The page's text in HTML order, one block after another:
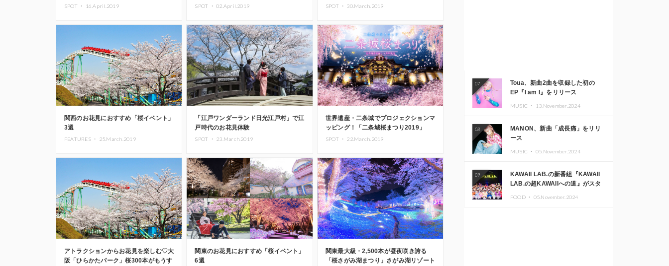
「ふじのはな物語」
SPOT ・ 16.April.2019 SPOT ・02.April.2019 SPOT ・ 30.March.2019
関西のお花見におすすめ「桜イベント」
3選
FEATURES ・ 25.March.2019
「江戸ワンダーランド日光江戸村」で江
戸時代のお花見体験
SPOT ・ 23.March.2019
世界遺産・二条城でプロジェクションマ
ッピング！「二条城桜まつり2019」
SPOT ・ 22.March.2019
アトラクションからお花見を楽しむ♡大
阪「ひらかたパーク」桜300本がもうす
関東のお花見におすすめ「桜イベント」
6選
関東最大級・2,500本が昼夜咲き誇る
「桜さがみ湖まつり」さがみ湖リゾート
07
Toua、新曲2曲を収録した初の
EP『I am I』をリリース
MUSIC ・ 13.November.2024
08
MANON、新曲「成長痛」をリリ
ース
MUSIC ・ 05.November.2024
09
KAWAII LAB.の新番組『KAWAII
LAB.の超KAWAIIへの道』がスタ
FOOD ・ 05.November.2024